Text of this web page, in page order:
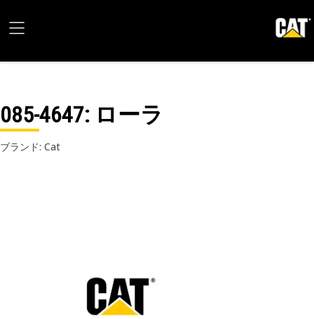
085-4647: ローラ
ブランド: Cat